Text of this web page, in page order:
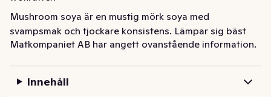
Mushroom soya är en mustig mörk soya med
svampsmak och tjockare konsistens. Lämpar sig bäst
för marinering av kött, i grytor och långkok samt i
Matkompaniet AB har angett ovanstående information.
Innehåll